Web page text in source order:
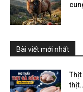
Bài viết mới nhất
Thịt